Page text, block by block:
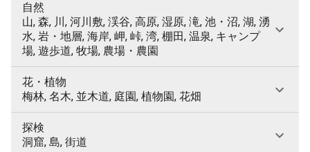
自然
山, 森, 川, 河川敷, 渓谷, 高原, 湿原, 滝, 池・沼, 湖, 湧
水, 岩・地層, 海岸, 岬, 峠, 湾, 棚田, 温泉, キャンプ
場, 遊歩道, 牧場, 農場・農園
花・植物
梅林, 名木, 並木道, 庭園, 植物園, 花畑
探検
洞窟, 島, 街道